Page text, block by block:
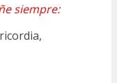
siempre: